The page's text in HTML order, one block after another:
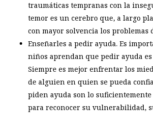
traumáticas tempranas con la
temor es un cerebro que, a largo
con mayor solvencia los problemas
Enseñarles a pedir ayuda. Es
niños aprendan que pedir ayuda es
Siempre es mejor enfrentar los
de alguien en quien se pueda
piden ayuda son lo suficientemente
para reconocer su vulnerabilidad,